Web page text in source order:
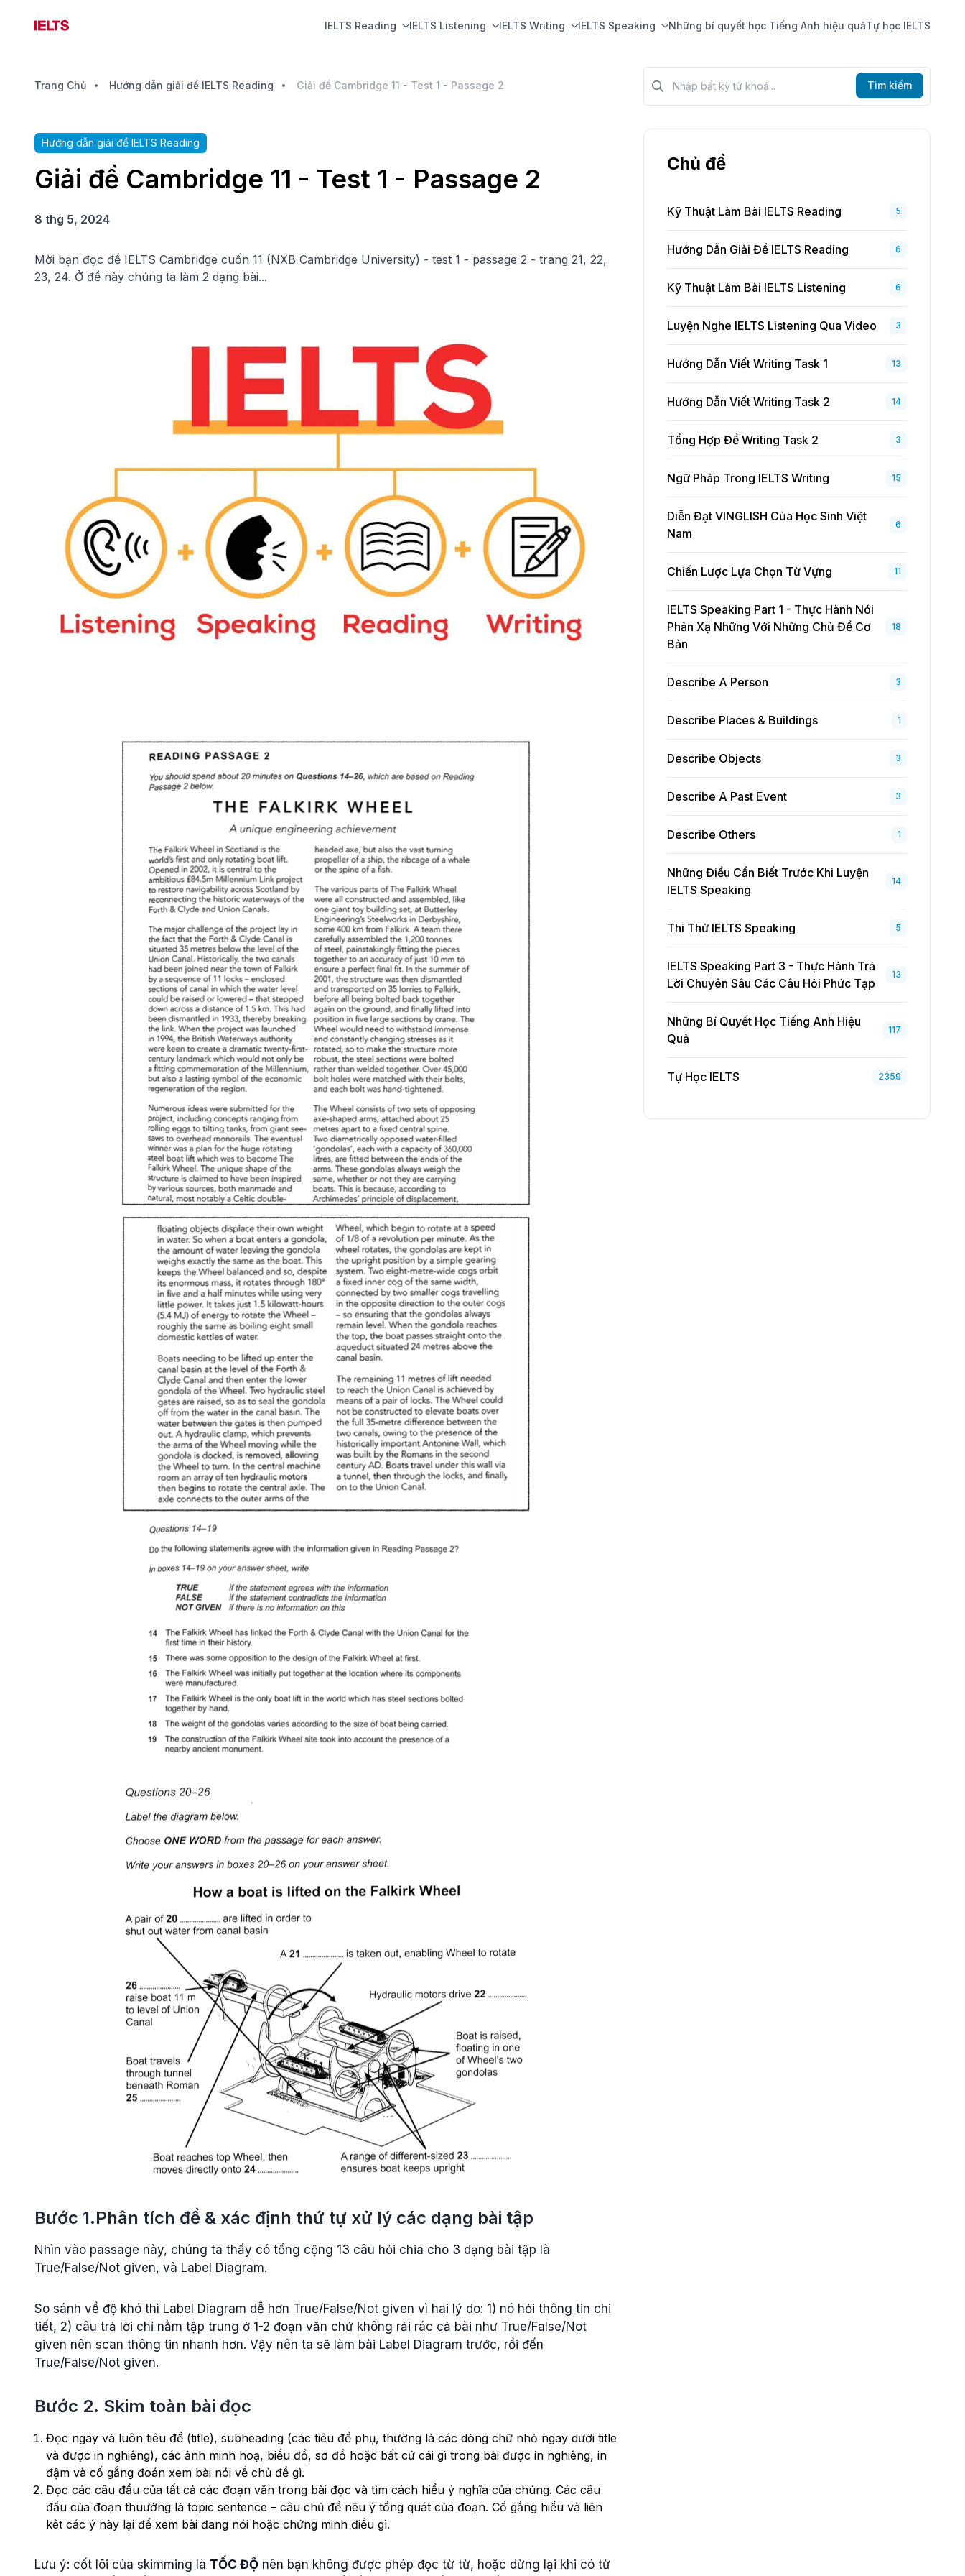
IELTS Reading IELTS Listening IELTS Writing IELTS Speaking Những bí quyết học Tiếng Anh hiệu quảTự học IELTS
Trang Chủ Hướng dẫn giải đề IELTS Reading Giải đề Cambridge 11 - Test 1 - Passage 2
Hướng dẫn giải đề IELTS Reading
Giải đề Cambridge 11 - Test 1 - Passage 2
8 thg 5, 2024
Mời bạn đọc đề IELTS Cambridge cuốn 11 (NXB Cambridge University) - test 1 - passage 2 - trang 21, 22,
23, 24. Ở đề này chúng ta làm 2 dạng bài...
Bước 1.Phân tích đề & xác định thứ tự xử lý các dạng bài tập
Nhìn vào passage này, chúng ta thấy có tổng cộng 13 câu hỏi chia cho 3 dạng bài tập là
True/False/Not given, và Label Diagram.
So sánh về độ khó thì Label Diagram dễ hơn True/False/Not given vì hai lý do: 1) nó hỏi thông tin chi
tiết, 2) câu trả lời chỉ nằm tập trung ở 1-2 đoạn văn chứ không rải rác cả bài như True/False/Not
given nên scan thông tin nhanh hơn. Vậy nên ta sẽ làm bài Label Diagram trước, rồi đến
True/False/Not given.
Bước 2. Skim toàn bài đọc
Đọc ngay và luôn tiêu đề (title), subheading (các tiêu đề phụ, thường là các dòng chữ nhỏ ngay dưới title
và được in nghiêng), các ảnh minh hoạ, biểu đồ, sơ đồ hoặc bất cứ cái gì trong bài được in nghiêng, in
đậm và cố gắng đoán xem bài nói về chủ đề gì.
Đọc các câu đầu của tất cả các đoạn văn trong bài đọc và tìm cách hiểu ý nghĩa của chúng. Các câu
đầu của đoạn thuường là topic sentence – câu chủ đề nêu ý tổng quát của đoạn. Cố gắng hiểu và liên
kêt các ý này lại để xem bài đang nói hoặc chứng minh điều gì.
Lưu ý: cốt lõi của skimming là TỐC ĐỘ nên bạn không được phép đọc từ từ, hoặc dừng lại khi có từ
Tìm kiếm?>
Tìm kiếm
Chủ đề
Kỹ Thuật Làm Bài IELTS Reading 5
Hướng Dẫn Giải Đề IELTS Reading 6
Kỹ Thuật Làm Bài IELTS Listening 6
Luyện Nghe IELTS Listening Qua Video 3
Hướng Dẫn Viết Writing Task 1 13
Hướng Dẫn Viết Writing Task 2 14
Tổng Hợp Đề Writing Task 2 3
Ngữ Pháp Trong IELTS Writing 15
Diễn Đạt VINGLISH Của Học Sinh Việt
Nam
6
Chiến Lược Lựa Chọn Từ Vựng 11
IELTS Speaking Part 1 - Thực Hành Nói
Phản Xạ Những Với Những Chủ Đề Cơ
Bản
18
Describe A Person 3
Describe Places & Buildings 1
Describe Objects 3
Describe A Past Event 3
Describe Others 1
Những Điều Cần Biết Trước Khi Luyện
IELTS Speaking
14
Thi Thử IELTS Speaking 5
IELTS Speaking Part 3 - Thực Hành Trả
Lời Chuyên Sâu Các Câu Hỏi Phức Tạp
13
Những Bí Quyết Học Tiếng Anh Hiệu
Quả
117
Tự Học IELTS 2359